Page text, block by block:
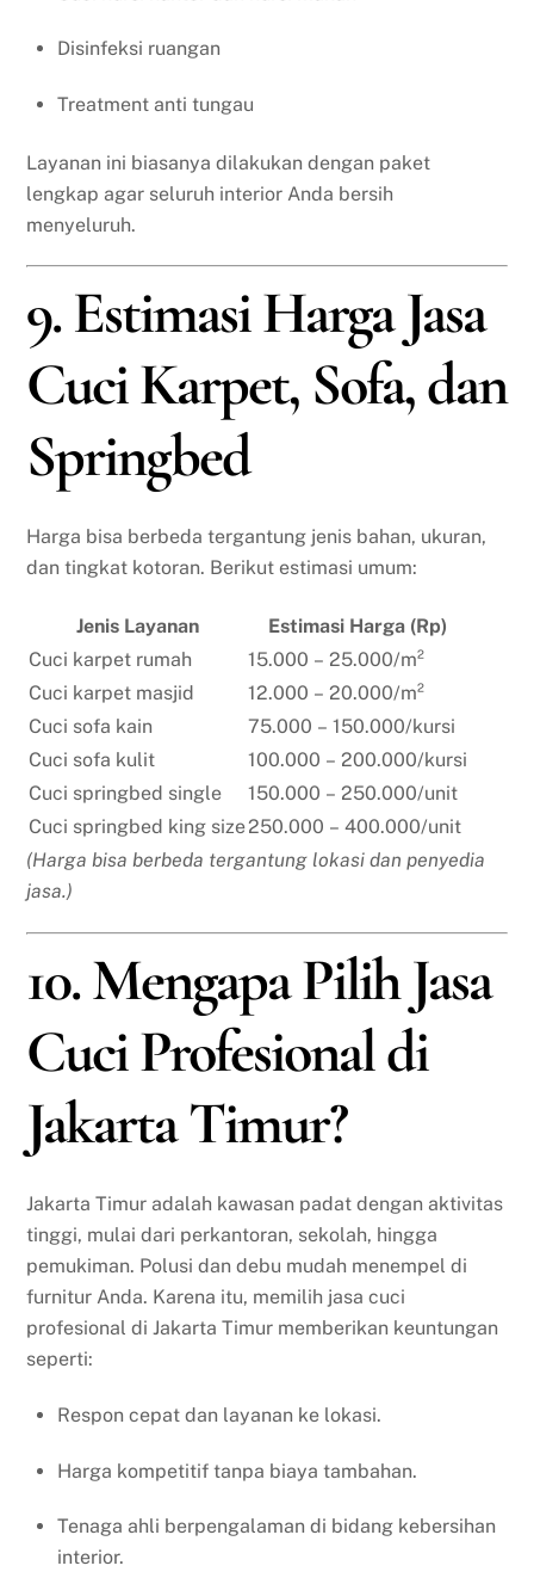
Disinfeksi ruangan
Treatment anti tungau
Layanan ini biasanya dilakukan dengan paket
lengkap agar seluruh interior Anda bersih
menyeluruh.
9. Estimasi Harga Jasa
Cuci Karpet, Sofa, dan
Springbed
Harga bisa berbeda tergantung jenis bahan, ukuran,
dan tingkat kotoran. Berikut estimasi umum:
Jenis Layanan
Estimasi Harga (Rp)
Cuci karpet rumah
15.000 – 25.000/m²
Cuci karpet masjid
12.000 – 20.000/m²
Cuci sofa kain
75.000 – 150.000/kursi
Cuci sofa kulit
100.000 – 200.000/kursi
Cuci springbed single
150.000 – 250.000/unit
Cuci springbed king size250.000 – 400.000/unit
(Harga bisa berbeda tergantung lokasi dan penyedia
jasa.)
10. Mengapa Pilih Jasa
Cuci Profesional di
Jakarta Timur?
Jakarta Timur adalah kawasan padat dengan aktivitas
tinggi, mulai dari perkantoran, sekolah, hingga
pemukiman. Polusi dan debu mudah menempel di
furnitur Anda. Karena itu, memilih jasa cuci
profesional di Jakarta Timur memberikan keuntungan
seperti:
Respon cepat dan layanan ke lokasi.
Harga kompetitif tanpa biaya tambahan.
Tenaga ahli berpengalaman di bidang kebersihan
interior.